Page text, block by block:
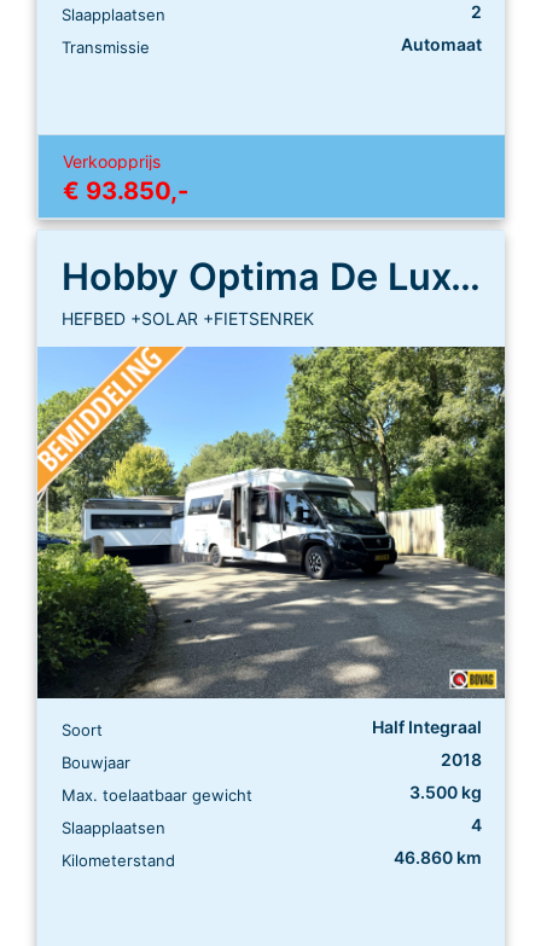
Slaapplaatsen 2
Transmissie Automaat
Verkoopprijs
€ 93.850,-
Hobby Optima De Luxe 75 HF
HEFBED +SOLAR +FIETSENREK
Soort Half Integraal
Bouwjaar 2018
Max. toelaatbaar gewicht 3.500 kg
Slaapplaatsen 4
Kilometerstand 46.860 km